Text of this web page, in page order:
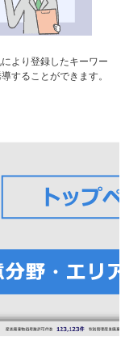
より登録したキーワー
することができます。